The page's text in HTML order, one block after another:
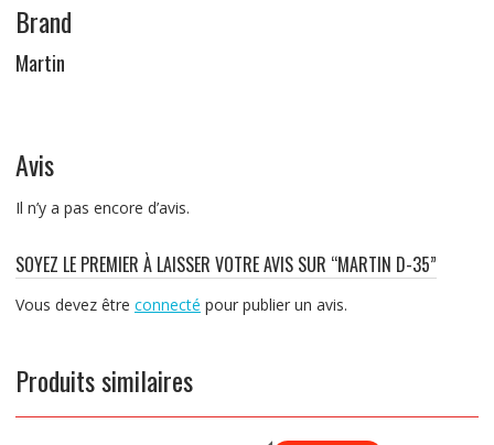
Brand
Martin
Avis
Il n’y a pas encore d’avis.
SOYEZ LE PREMIER À LAISSER VOTRE AVIS SUR “MARTIN D-35”
Vous devez être connecté pour publier un avis.
Produits similaires